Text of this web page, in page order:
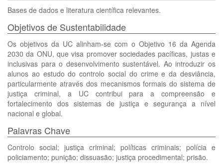
Bases de dados e literatura científica relevantes.
Objetivos de Sustentabilidade
Os objetivos da UC alinham-se com o Objetivo 16 da Agenda
2030 da ONU, que visa promover sociedades pacíficas, justas e
inclusivas para o desenvolvimento sustentável. Ao introduzir os
alunos ao estudo do controlo social do crime e da desviância,
particularmente através dos mecanismos formais do sistema de
justiça criminal, a UC contribui para a compreensão e
fortalecimento dos sistemas de justiça e segurança a nível
nacional e global.
Palavras Chave
Controlo social; justiça criminal; políticas criminais; polícia e
policiamento; punição; dissuasão; justiça procedimental; prisão.